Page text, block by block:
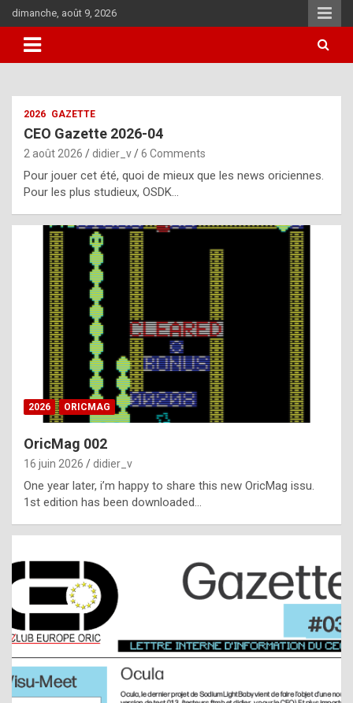
Skip
to
content
dimanche, août 9, 2026
i
u
l
y
d
i
ff
i
l
t
t
s
t
a
2026 GAZETTE
CEO Gazette 2026-04
2 août 2026 didier_v 6 Comments
Pour jouer cet été, quoi de mieux que les news oriciennes.
Pour les plus studieux, OSDK…
2026 ORICMAG
OricMag 002
16 juin 2026 didier_v
One year later, i’m happy to share this new OricMag issu.
1st edition has been downloaded…